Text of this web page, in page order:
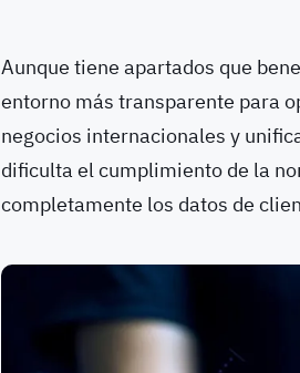
Aunque tiene apartados que
entorno más transparente para
negocios internacionales y
dificulta el cumplimiento de la
completamente los datos de